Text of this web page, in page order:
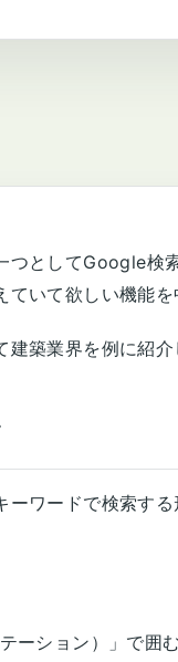
つとしてGoogle検
いて欲しい機能を
築業界を例に紹介
ーワードで検索す
テーション）」で囲